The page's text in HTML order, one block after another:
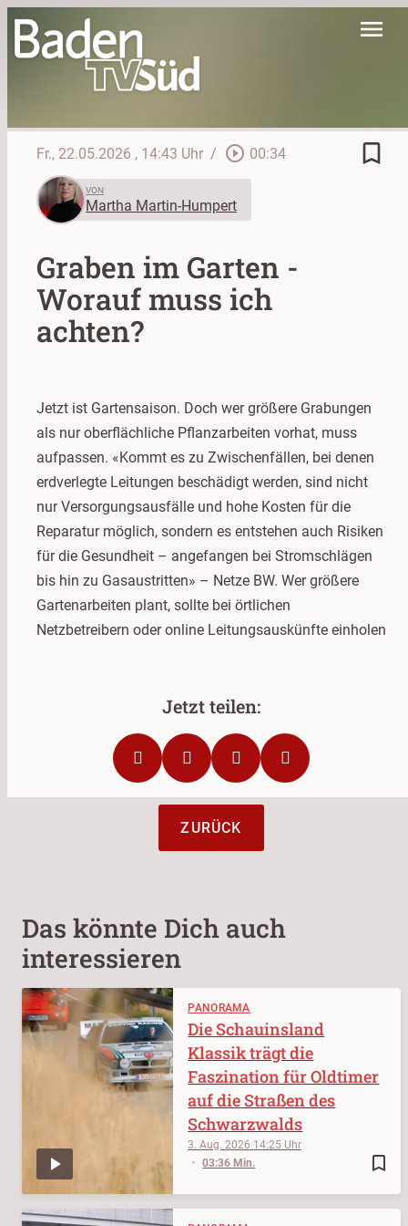
menu
Fr., 22.05.2026 , 14:43 Uhr / play_circle_outline 00:34 bookmark_border
VON
Martha Martin-Humpert
Graben im Garten -
Worauf muss ich
achten?
Jetzt ist Gartensaison. Doch wer größere Grabungen
als nur oberflächliche Pflanzarbeiten vorhat, muss
aufpassen. «Kommt es zu Zwischenfällen, bei denen
erdverlegte Leitungen beschädigt werden, sind nicht
nur Versorgungsausfälle und hohe Kosten für die
Reparatur möglich, sondern es entstehen auch Risiken
für die Gesundheit – angefangen bei Stromschlägen
bis hin zu Gasaustritten» – Netze BW. Wer größere
Gartenarbeiten plant, sollte bei örtlichen
Netzbetreibern oder online Leitungsauskünfte einholen
ZURÜCK
Das könnte Dich auch
interessieren
PANORAMA
bookmark_border
3. Aug. 2026 14:25
03:36 Min.
Die Schauinsland
Klassik trägt die
Faszination für Oldtimer
auf die Straßen des
Schwarzwalds